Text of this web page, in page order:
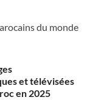
du monde
et télévisées
en 2025